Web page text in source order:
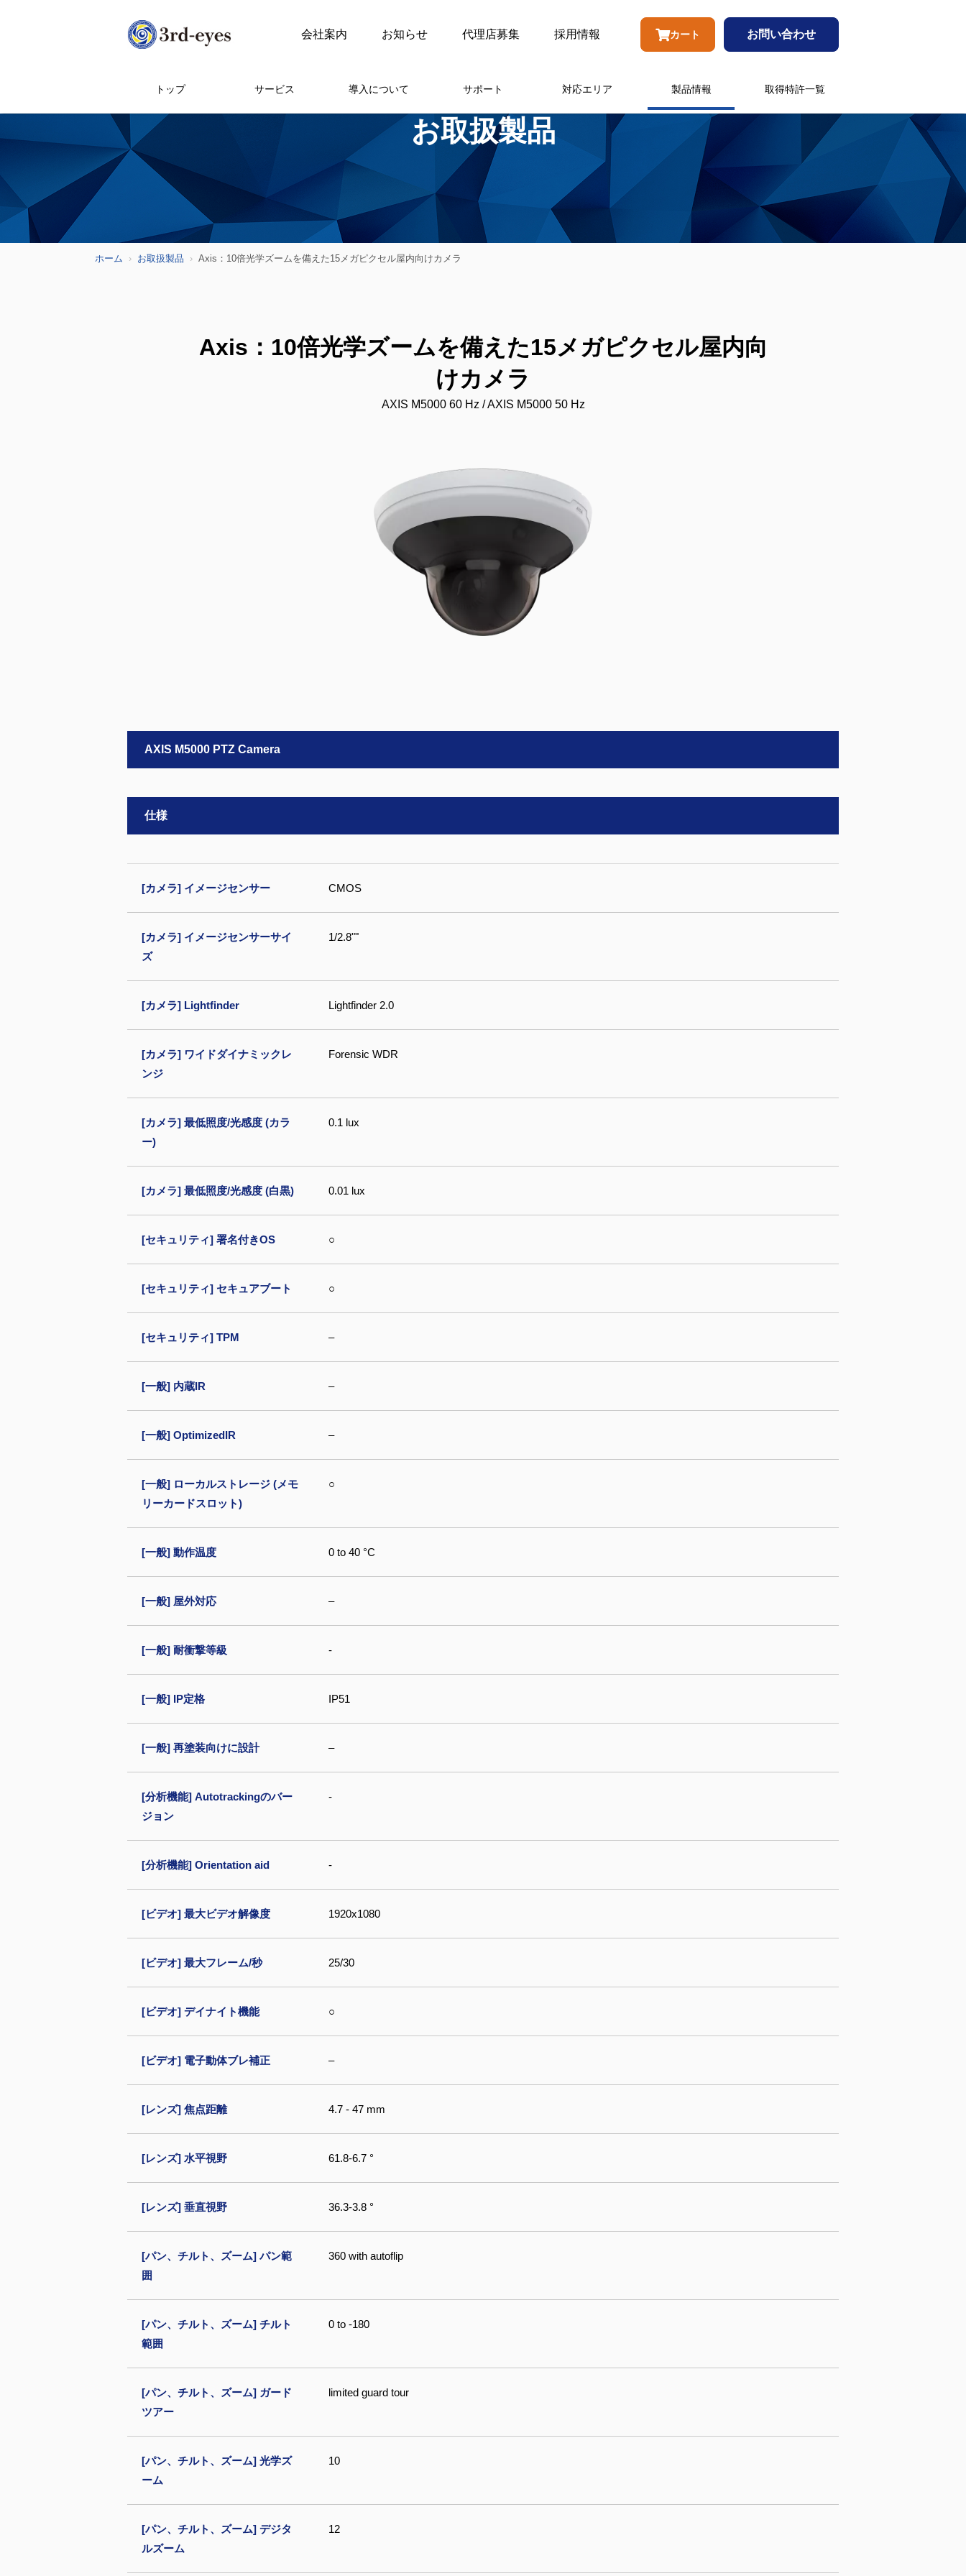
会社案内 お知らせ 代理店募集 採用情報 カート お問い合わせ
トップ サービス 導入について サポート 対応エリア 製品情報 取得特許一覧
お取扱製品
ホーム お取扱製品 Axis：10倍光学ズームを備えた15メガピクセル屋内向けカメラ
Axis：10倍光学ズームを備えた15メガピクセル屋内向
けカメラ
AXIS M5000 60 Hz / AXIS M5000 50 Hz
AXIS M5000 PTZ Camera
仕様
[カメラ] イメージセンサー CMOS
[カメラ] イメージセンサーサイ
ズ
1/2.8""
[カメラ] Lightfinder Lightfinder 2.0
[カメラ] ワイドダイナミックレ
ンジ
Forensic WDR
[カメラ] 最低照度/光感度 (カラ
ー)
0.1 lux
[カメラ] 最低照度/光感度 (白黒) 0.01 lux
[セキュリティ] 署名付きOS ○
[セキュリティ] セキュアブート ○
[セキュリティ] TPM –
[一般] 内蔵IR –
[一般] OptimizedIR –
[一般] ローカルストレージ (メモ
リーカードスロット)
○
[一般] 動作温度 0 to 40 °C
[一般] 屋外対応 –
[一般] 耐衝撃等級 -
[一般] IP定格 IP51
[一般] 再塗装向けに設計 –
[分析機能] Autotrackingのバー
ジョン
-
[分析機能] Orientation aid -
[ビデオ] 最大ビデオ解像度 1920x1080
[ビデオ] 最大フレーム/秒 25/30
[ビデオ] デイナイト機能 ○
[ビデオ] 電子動体ブレ補正 –
[レンズ] 焦点距離 4.7 - 47 mm
[レンズ] 水平視野 61.8-6.7 °
[レンズ] 垂直視野 36.3-3.8 °
[パン、チルト、ズーム] パン範
囲
360 with autoflip
[パン、チルト、ズーム] チルト
範囲
0 to -180
[パン、チルト、ズーム] ガード
ツアー
limited guard tour
[パン、チルト、ズーム] 光学ズ
ーム
10
[パン、チルト、ズーム] デジタ
ルズーム
12